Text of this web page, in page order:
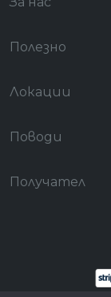
Полезно
Локации
Поводи
Получател